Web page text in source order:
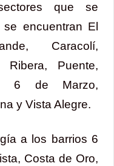
que se
encuentran El
Caracolí,
Ribera, Puente,
6 de Marzo,
y Vista Alegre.
a los barrios 6
Costa de Oro,